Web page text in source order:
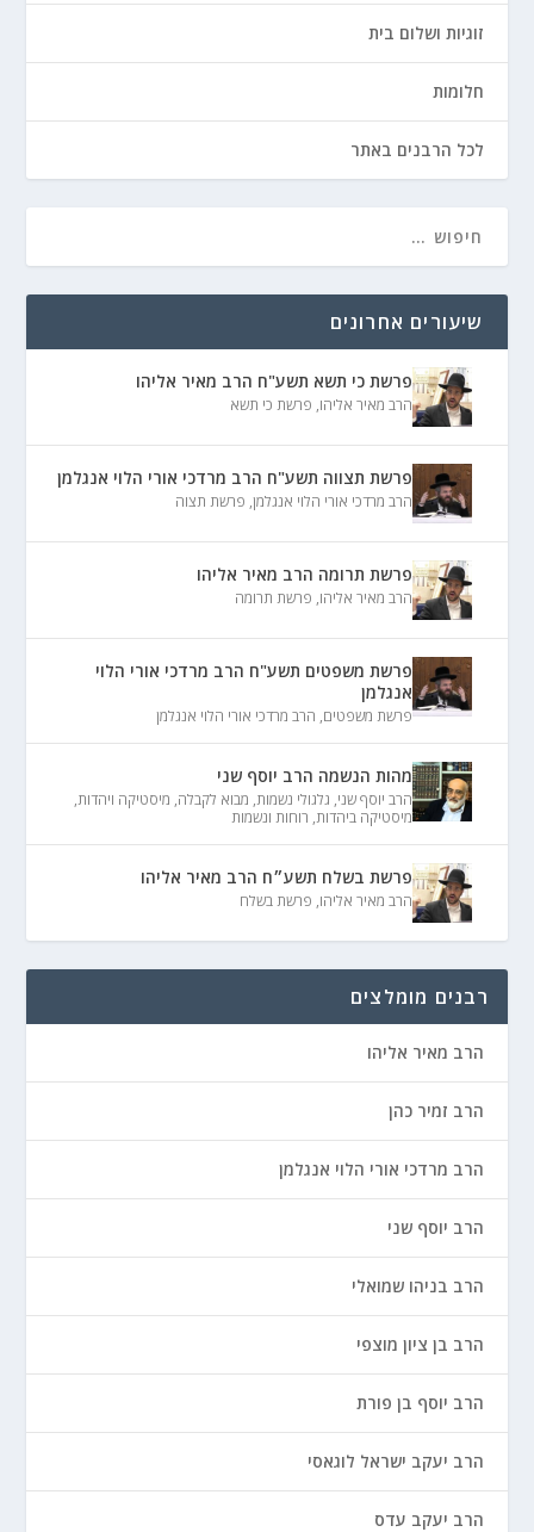
זוגיות ושלום בית
חלומות
לכל הרבנים באתר
שיעורים אחרונים
פרשת כי תשא תשע"ח הרב מאיר אליהו
הרב מאיר אליהו, פרשת כי תשא
פרשת תצווה תשע"ח הרב מרדכי אורי הלוי אנגלמן
הרב מרדכי אורי הלוי אנגלמן, פרשת תצוה
פרשת תרומה הרב מאיר אליהו
הרב מאיר אליהו, פרשת תרומה
פרשת משפטים תשע"ח הרב מרדכי אורי הלוי
אנגלמן
פרשת משפטים, הרב מרדכי אורי הלוי אנגלמן
מהות הנשמה הרב יוסף שני
הרב יוסף שני, גלגולי נשמות, מבוא לקבלה, מיסטיקה ויהדות,
מיסטיקה ביהדות, רוחות ונשמות
פרשת בשלח תשע״ח הרב מאיר אליהו
הרב מאיר אליהו, פרשת בשלח
רבנים מומלצים
הרב מאיר אליהו
הרב זמיר כהן
הרב מרדכי אורי הלוי אנגלמן
הרב יוסף שני
הרב בניהו שמואלי
הרב בן ציון מוצפי
הרב יוסף בן פורת
הרב יעקב ישראל לוגאסי
הרב יעקב עדס